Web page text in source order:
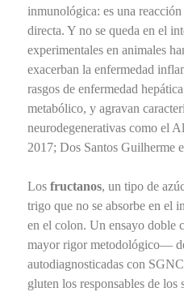
inmunológica: es una
directa. Y no se queda en el
experimentales en animales
exacerban la enfermedad
rasgos de enfermedad
metabólico, y agravan
neurodegenerativas como el
2017; Dos Santos Guilherme
Los fructanos, un tipo de
trigo que no se absorbe en el
en el colon. Un ensayo
mayor rigor metodológico—
autodiagnosticadas con
gluten los responsables de los